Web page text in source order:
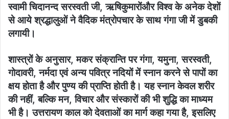
स्वामी चिदानन्द सरस्वती जी, ऋषिकुमारोंऔर विश्व के अनेक देशों
से आये श्रद्धालुओं ने वैदिक मंत्रोपचार के साथ गंगा जी में डुबकी
लगायी।
शास्त्रों के अनुसार, मकर संक्रान्ति पर गंगा, यमुना, सरस्वती,
गोदावरी, नर्मदा एवं अन्य पवित्र नदियों में स्नान करने से पापों का
क्षय होता है और पुण्य की प्राप्ति होती है। यह स्नान केवल शरीर
की नहीं, बल्कि मन, विचार और संस्कारों की भी शुद्धि का माध्यम
भी है। उत्तरायण काल को देवताओं का मार्ग कहा गया है, इसलिए